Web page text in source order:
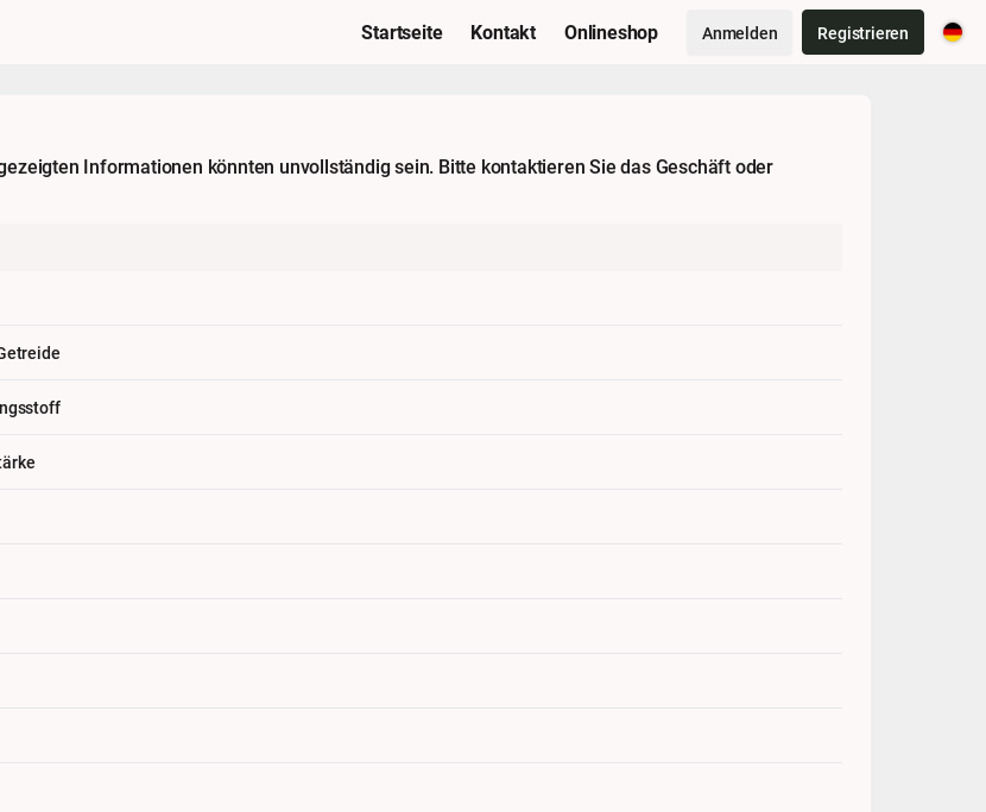
Startseite Kontakt Onlineshop Anmelden Registrieren
Informationen könnten unvollständig sein. Bitte kontaktieren Sie das Geschäft oder